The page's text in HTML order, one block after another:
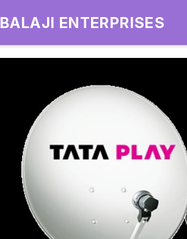
BALAJI ENTERPRISES